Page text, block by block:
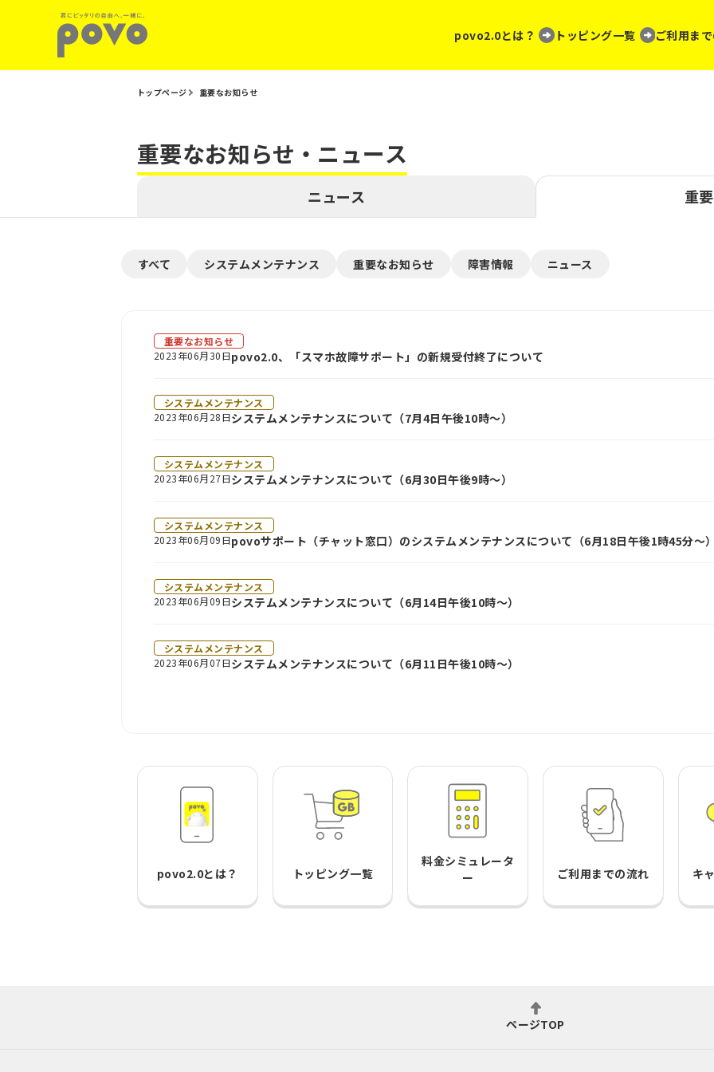
povo2.0とは？ トッピング一覧 ご利用ま
トップページ 重要なお知らせ
重要なお知らせ・ニュース
ニュース 重
すべて システムメンテナンス 重要なお知らせ 障害情報 ニュース
重要なお知らせ
2023年06月30日povo2.0、「スマホ故障サポート」の新規受付終了について
システムメンテナンス
2023年06月28日システムメンテナンスについて（7月4日午後10時～）
システムメンテナンス
2023年06月27日システムメンテナンスについて（6月30日午後9時～）
システムメンテナンス
2023年06月09日povoサポート（チャット窓口）のシステムメンテナンスについて（6月18日午後1時45分～
システムメンテナンス
2023年06月09日システムメンテナンスについて（6月14日午後10時～）
システムメンテナンス
2023年06月07日システムメンテナンスについて（6月11日午後10時～）
povo2.0とは？ トッピング一覧
料金シミュレータ
ー
ご利用までの流れ キ
ページTOP